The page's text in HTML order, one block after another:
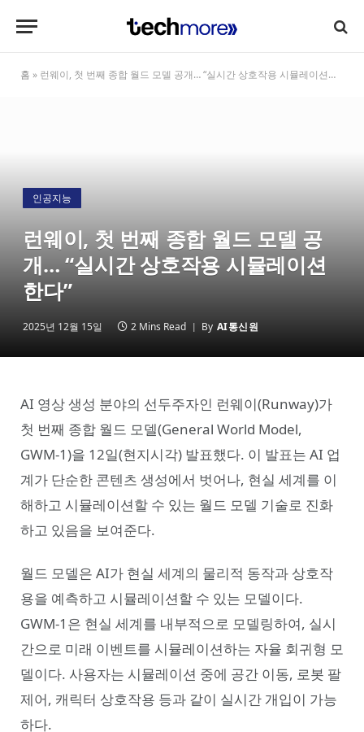
홈 » 런웨이, 첫 번째 종합 월드 모델 공개… “실시간 상호작용 시뮬레이션한다”
인공지능
런웨이, 첫 번째 종합 월드 모델 공
개… “실시간 상호작용 시뮬레이션
한다”
2025년 12월 15일 2 Mins Read By AI통신원
AI 영상 생성 분야의 선두주자인 런웨이(Runway)가
첫 번째 종합 월드 모델(General World Model,
GWM-1)을 12일(현지시각) 발표했다. 이 발표는 AI 업
계가 단순한 콘텐츠 생성에서 벗어나, 현실 세계를 이
해하고 시뮬레이션할 수 있는 월드 모델 기술로 진화
하고 있음을 보여준다.
월드 모델은 AI가 현실 세계의 물리적 동작과 상호작
용을 예측하고 시뮬레이션할 수 있는 모델이다.
GWM-1은 현실 세계를 내부적으로 모델링하여, 실시
간으로 미래 이벤트를 시뮬레이션하는 자율 회귀형 모
델이다. 사용자는 시뮬레이션 중에 공간 이동, 로봇 팔
제어, 캐릭터 상호작용 등과 같이 실시간 개입이 가능
하다.